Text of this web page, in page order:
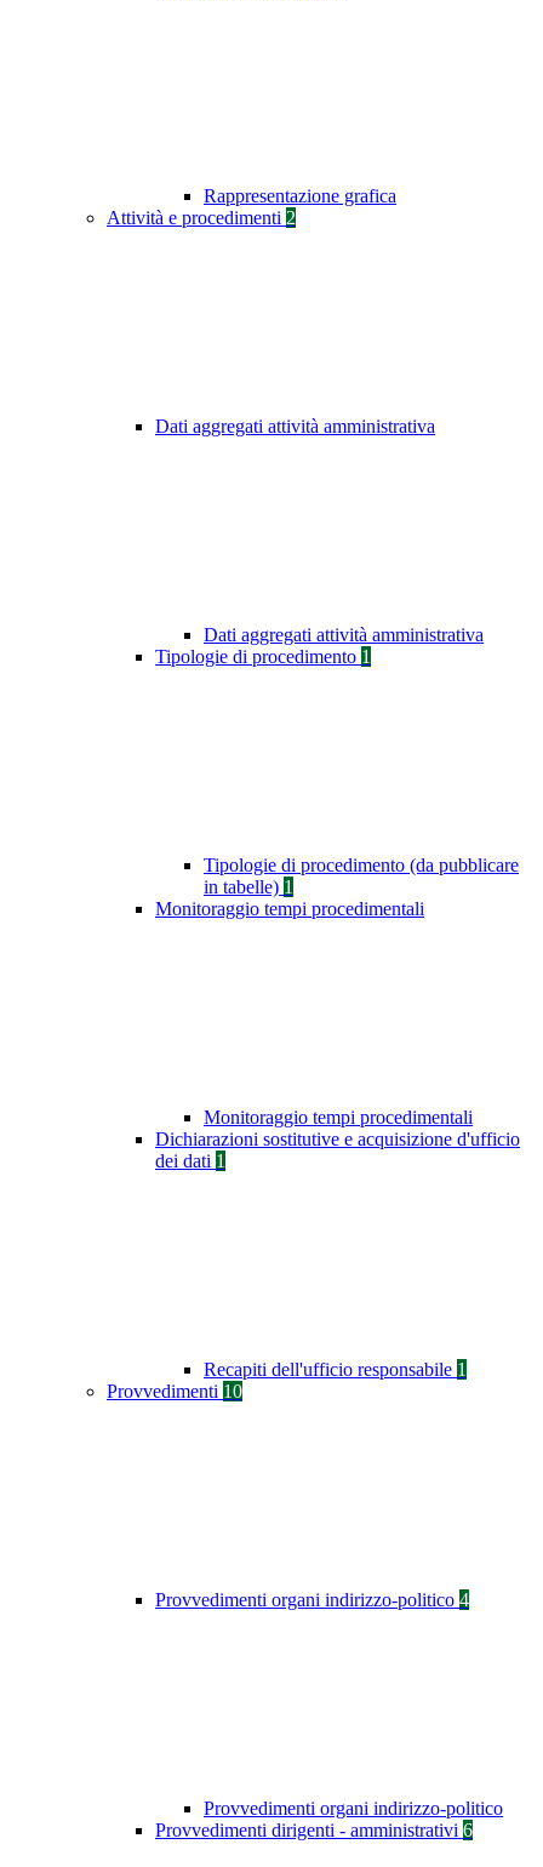
Rappresentazione grafica
Attività e procedimenti 2
Dati aggregati attività amministrativa
Dati aggregati attività amministrativa
Tipologie di procedimento 1
Tipologie di procedimento (da pubblicare
in tabelle) 1
Monitoraggio tempi procedimentali
Monitoraggio tempi procedimentali
Dichiarazioni sostitutive e acquisizione d'ufficio
dei dati 1
Recapiti dell'ufficio responsabile 1
Provvedimenti 10
Provvedimenti organi indirizzo-politico 4
Provvedimenti organi indirizzo-politico
Provvedimenti dirigenti - amministrativi 6